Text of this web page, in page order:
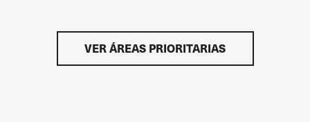
VER ÁREAS PRIORITARIAS